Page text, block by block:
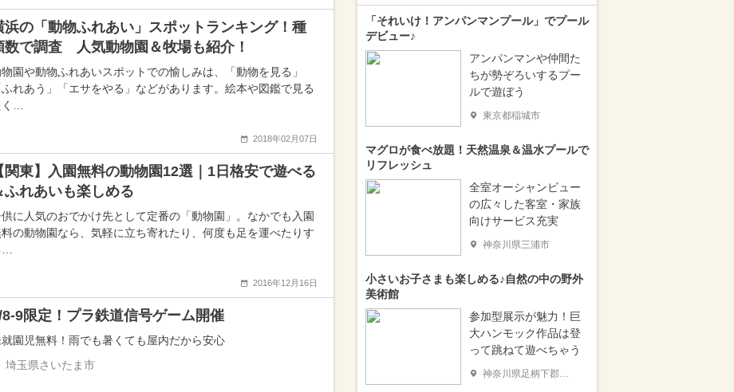
浜の「動物ふれあい」スポットランキング！種
数で調査 人気動物園＆牧場も紹介！
園や動物ふれあいスポットでの愉しみは、「動物を見る」
ふれあう」「エサをやる」などがあります。絵本や図鑑で見る
…
2018年02月07日
関東】入園無料の動物園12選｜1日格安で遊べる
ふれあいも楽しめる
に人気のおでかけ先として定番の「動物園」。なかでも入園
の動物園なら、気軽に立ち寄れたり、何度も足を運べたりす
2016年12月16日
9限定！プラ鉄道信号ゲーム開催
園児無料！雨でも暑くても屋内だから安心
埼玉県さいたま市
「それいけ！アンパンマンプール」でプール
デビュー♪
アンパンマンや仲間た
ちが勢ぞろいするプー
ルで遊ぼう
東京都稲城市
マグロが食べ放題！天然温泉＆温水プールで
リフレッシュ
全室オーシャンビュー
の広々した客室・家族
向けサービス充実
神奈川県三浦市
小さいお子さまも楽しめる♪自然の中の野外
美術館
参加型展示が魅力！巨
大ハンモック作品は登
って跳ねて遊べちゃう
神奈川県足柄下郡箱根町